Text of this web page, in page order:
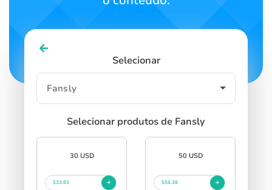
Selecionar
Selecionar produtos de Fansly
30 USD
$33.83
50 USD
$56.38